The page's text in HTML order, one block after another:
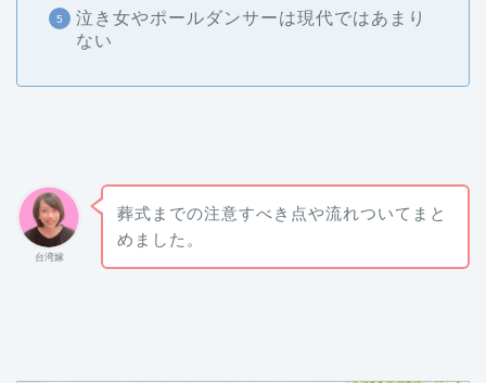
泣き女やポールダンサーは現代ではあまり
ない
台湾嫁
葬式までの注意すべき点や流れついてまと
めました。